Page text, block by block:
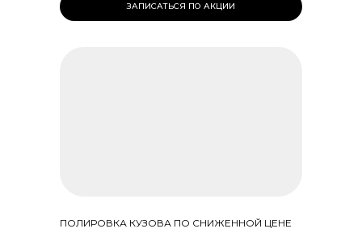
ЗАПИСАТЬСЯ ПО АКЦИИ
ПОЛИРОВКА КУЗОВА ПО СНИЖЕННОЙ ЦЕНЕ